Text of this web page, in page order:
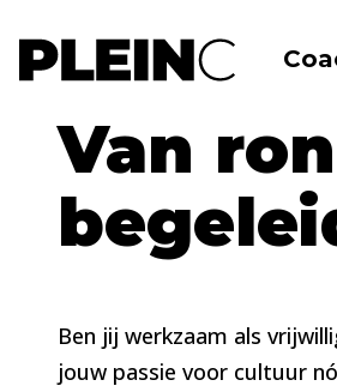
Home Agenda Van
Van
Ben jij werkzaam als
jouw passie voor cultuur